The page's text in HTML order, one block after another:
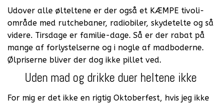
Udover alle ølteltene er der også et KÆMPE tivoli-
område med rutchebaner, radiobiler, skydetelte og så
videre. Tirsdage er familie-dage. Så er der rabat på
mange af forlystelserne og i nogle af madboderne.
Ølpriserne bliver der dog ikke pillet ved.
Uden mad og drikke duer heltene ikke
For mig er det ikke en rigtig Oktoberfest, hvis jeg ikke